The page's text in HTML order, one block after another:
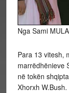
Nga Sami
Para 13 vitesh,
marrëdhënieve
në tokën
Xhorxh W.Bush.